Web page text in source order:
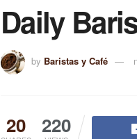
Daily
by Baristas y Café
20 220